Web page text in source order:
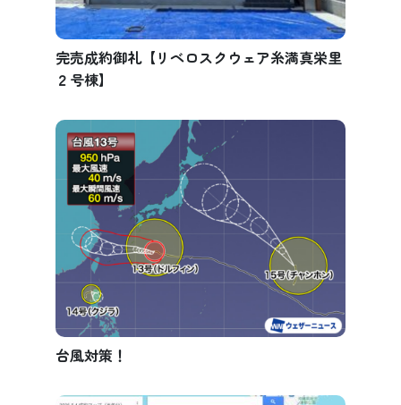
完売成約御礼【リベロスクウェア糸満真栄里
２号棟】
台風対策！